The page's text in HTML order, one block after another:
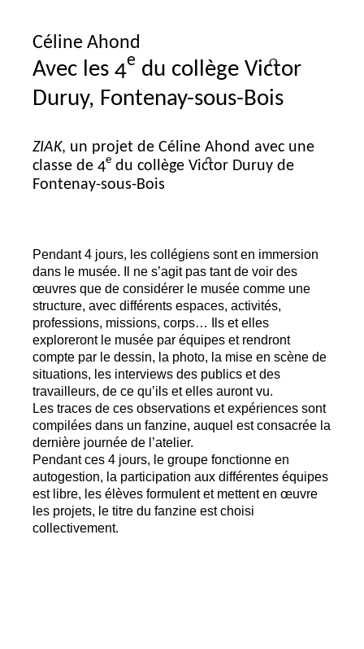
Céline Ahond
Avec les 4e du collège Victor
Duruy, Fontenay-sous-Bois
ZIAK, un projet de Céline Ahond avec une
classe de 4e du collège Victor Duruy de
Fontenay-sous-Bois
Pendant 4 jours, les collégiens sont en immersion
dans le musée. Il ne s’agit pas tant de voir des
œuvres que de considérer le musée comme une
structure, avec différents espaces, activités,
professions, missions, corps… Ils et elles
exploreront le musée par équipes et rendront
compte par le dessin, la photo, la mise en scène de
situations, les interviews des publics et des
travailleurs, de ce qu’ils et elles auront vu.
Les traces de ces observations et expériences sont
compilées dans un fanzine, auquel est consacrée la
dernière journée de l’atelier.
Pendant ces 4 jours, le groupe fonctionne en
autogestion, la participation aux différentes équipes
est libre, les élèves formulent et mettent en œuvre
les projets, le titre du fanzine est choisi
collectivement.